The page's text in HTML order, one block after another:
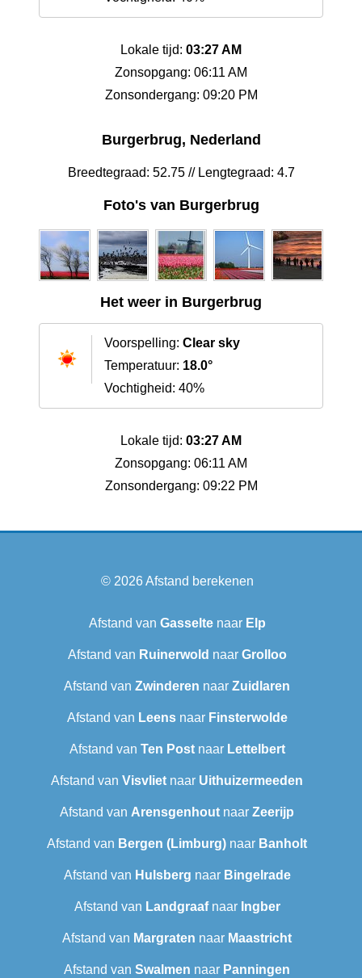
Lokale tijd: 03:27 AM
Zonsopgang: 06:11 AM
Zonsondergang: 09:20 PM
Burgerbrug, Nederland
Breedtegraad: 52.75 // Lengtegraad: 4.7
Foto's van Burgerbrug
Het weer in Burgerbrug
Voorspelling: Clear sky
Temperatuur: 18.0°
Vochtigheid: 40%
Lokale tijd: 03:27 AM
Zonsopgang: 06:11 AM
Zonsondergang: 09:22 PM
© 2026Afstand berekenen
Afstand van Gasseltenaar Elp
Afstand van Ruinerwold naar Grolloo
Afstand van Zwinderen naar Zuidlaren
Afstand van Leensnaar Finsterwolde
Afstand van Ten Postnaar Lettelbert
Afstand van Visvliet naar Uithuizermeeden
Afstand van Arensgenhout naar Zeerijp
Afstand van Bergen (Limburg) naar Banholt
Afstand van Hulsberg naar Bingelrade
Afstand van Landgraafnaar Ingber
Afstand van Margraten naar Maastricht
Afstand van Swalmen naar Panningen